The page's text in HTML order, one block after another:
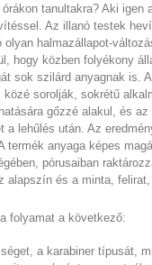
tanultakra? Aki
Az illanó testek
olyan halmazállapot-
hogy közben folyékony
sok szilárd anyagnak is.
közé sorolják, sokrétű
gőzzé alakul, és
a lehűlés után. Az
termék anyaga képes
pórusaiban
alapszín és a minta, felirat,
folyamat a következő:
a karabiner típusát,